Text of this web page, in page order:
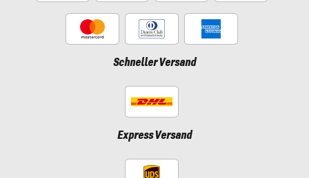
Schneller Versand
Express Versand